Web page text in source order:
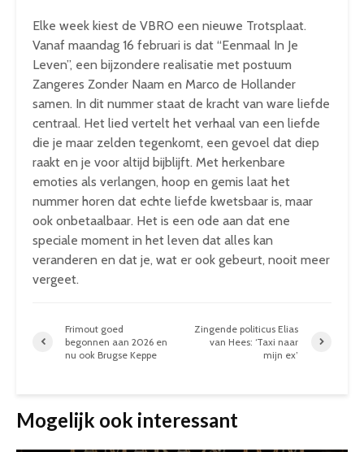
Elke week kiest de VBRO een nieuwe Trotsplaat.
Vanaf maandag 16 februari is dat “Eenmaal In Je
Leven”, een bijzondere realisatie met postuum
Zangeres Zonder Naam en Marco de Hollander
samen. In dit nummer staat de kracht van ware liefde
centraal. Het lied vertelt het verhaal van een liefde
die je maar zelden tegenkomt, een gevoel dat diep
raakt en je voor altijd bijblijft. Met herkenbare
emoties als verlangen, hoop en gemis laat het
nummer horen dat echte liefde kwetsbaar is, maar
ook onbetaalbaar. Het is een ode aan dat ene
speciale moment in het leven dat alles kan
veranderen en dat je, wat er ook gebeurt, nooit meer
vergeet.
Frimout goed
begonnen aan 2026 en
nu ook Brugse Keppe
Zingende politicus Elias
van Hees: ‘Taxi naar
mijn ex’
Mogelijk ook interessant